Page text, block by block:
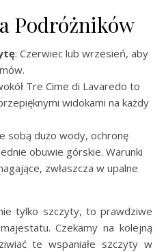
Podróżników
: Czerwiec lub wrzesień, aby
Tre Cime di Lavaredo to
widokami na każdy
sobą dużo wody, ochronę
obuwie górskie. Warunki
zwłaszcza w upalne
tylko szczyty, to prawdziwe
Czekamy na kolejną
te wspaniałe szczyty w